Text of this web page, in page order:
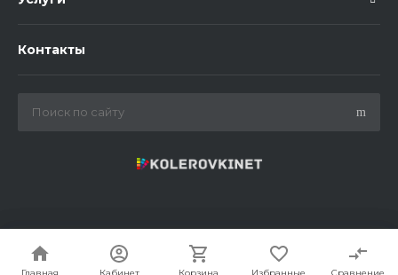
Контакты
© 2021 - 2026 Колеровки.Нет. Все права защищены.